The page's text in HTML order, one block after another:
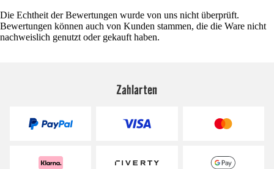
Die Echtheit der Bewertungen wurde von uns nicht überprüft.
Bewertungen können auch von Kunden stammen, die die Ware nicht
nachweislich genutzt oder gekauft haben.
Zahlarten